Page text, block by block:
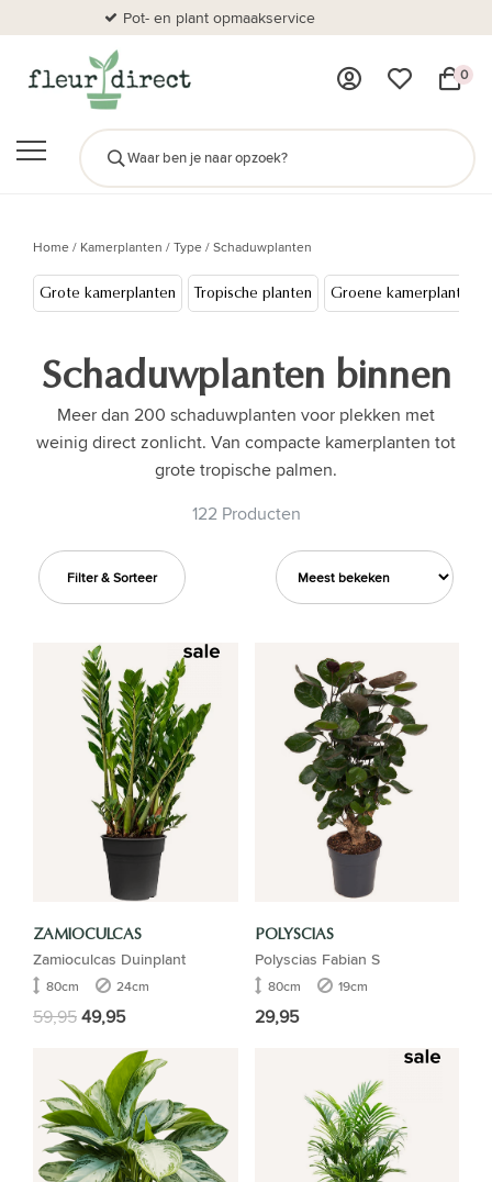
Pot- en plant opmaakservice
0
Home/ Kamerplanten /Type/Schaduwplanten
Grote kamerplanten Tropische planten Groene kamerplanten
Schaduwplanten binnen
Meer dan 200 schaduwplanten voor plekken met
weinig direct zonlicht. Van compacte kamerplanten tot
grote tropische palmen.
122 Producten
Filter & Sorteer
ZAMIOCULCAS
Zamioculcas Duinplant
80cm 24cm
59,9549,95
POLYSCIAS
Polyscias Fabian S
80cm 19cm
29,95